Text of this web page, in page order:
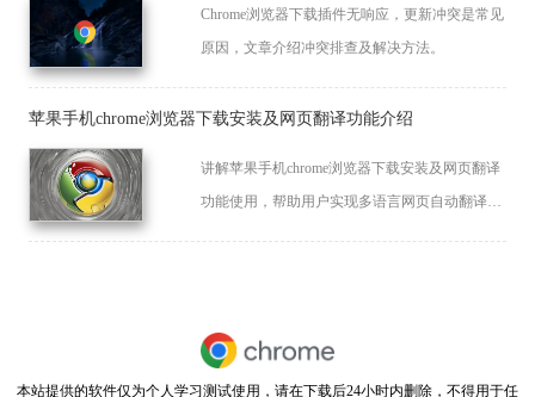
Chrome浏览器下载插件无响应，更新冲突是常见
原因，文章介绍冲突排查及解决方法。
苹果手机chrome浏览器下载安装及网页翻译功能介绍
讲解苹果手机chrome浏览器下载安装及网页翻译
功能使用，帮助用户实现多语言网页自动翻译，
本站提供的软件仅为个人学习测试使用，请在下载后24小时内删除，不得用于任